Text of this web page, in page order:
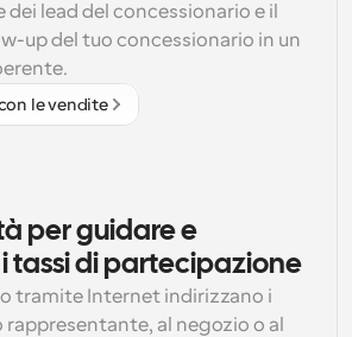
lead del concessionario e il
up del tuo concessionario in un
le vendite
per guidare e
tassi di partecipazione
tramite Internet indirizzano i
al negozio o al